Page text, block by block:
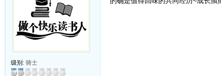
级别: 骑士